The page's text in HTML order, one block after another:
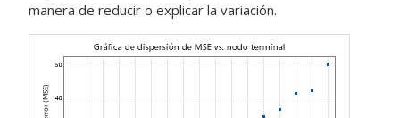
manera de reducir o explicar la variación.